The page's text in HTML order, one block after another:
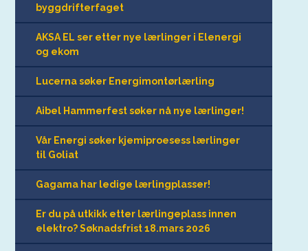
byggdrifterfaget
AKSA EL ser etter nye lærlinger i Elenergi
og ekom
Lucerna søker Energimontørlærling
Aibel Hammerfest søker nå nye lærlinger!
Vår Energi søker kjemiproesess lærlinger
til Goliat
Gagama har ledige lærlingplasser!
Er du på utkikk etter lærlingeplass innen
elektro? Søknadsfrist 18.mars 2026